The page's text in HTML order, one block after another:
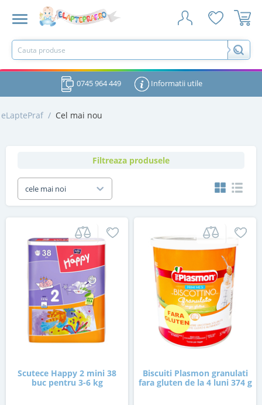
0745 964 449 Informatii utile
eLaptePraf / Cel mai nou
Filtreaza produsele
cele mai noi
Scutece Happy 2 mini 38
buc pentru 3-6 kg
Biscuiti Plasmon granulati
fara gluten de la 4 luni 374 g